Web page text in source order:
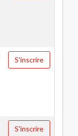
S'inscrire
S'inscrire